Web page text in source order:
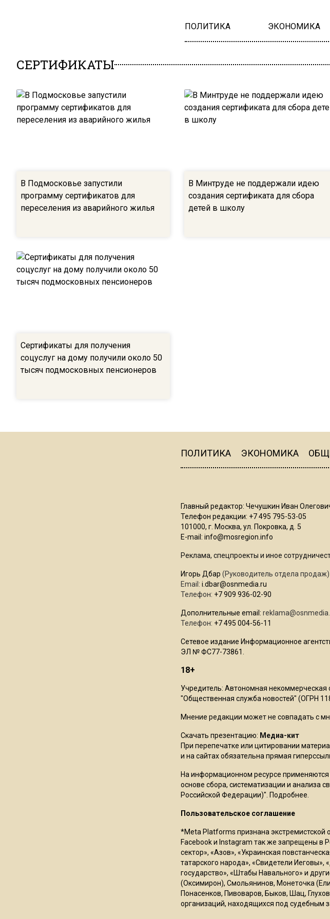
ПОЛИТИКА ЭКОНОМИКА
СЕРТИФИКАТЫ
В Подмосковье запустили
программу сертификатов для
переселения из аварийного жилья
В Минтруде не поддержали идею
создания сертификата для сбора
детей в школу
Сертификаты для получения
соцуслуг на дому получили около 50
тысяч подмосковных пенсионеров
ПОЛИТИКА ЭКОНОМИКА
Главный редактор: Чечушкин Иван
Телефон редакции: +7 495 795-53-05
101000, г. Москва, ул. Покровка, д. 5
E-mail: info@mosregion.info
Реклама, спецпроекты и иное
Игорь Дбар (Руководитель отдела продаж)
Email: i.dbar@osnmedia.ru
Телефон: +7 909 936-02-90
Дополнительные email:
Телефон: +7 495 004-56-11
Сетевое издание Информационное
ЭЛ № ФС77-73861.
18+
Учредитель: Автономная
"Общественная служба новостей" (ОГРН
Мнение редакции может не совпадать с
Скачать презентацию: Медиа-кит
При перепечатке или цитировании
и на сайтах обязательна прямая
На информационном ресурсе
основе сбора, систематизации и анализа
Российской Федерации)". Подробнее
Пользовательское соглашение
*Meta Platforms признана
Facebook и Instagram так же запрещены в
сектор», «Азов», «Украинская
татарского народа», «Свидетели
государство», «Штабы Навального» и
(Оксимирон), Смольянинов, Монеточка
Понасенков, Пивоваров, Быков, Шац,
организаций, находящихся под судебным